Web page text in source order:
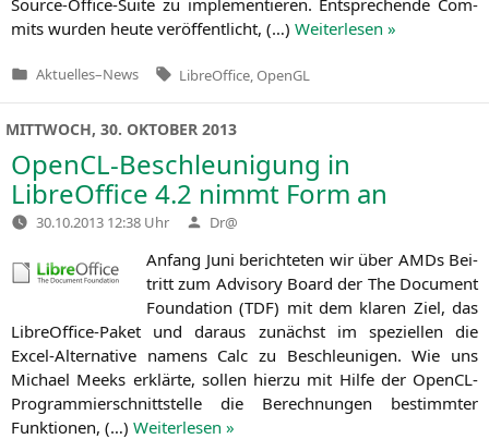
mits wur­den heu­te ver­öf­fent­licht, (…) Wei­ter­le­sen »
Veröffentlicht
Aktuelles–News Tags:
LibreOffice OpenGL
MITTWOCH, 30. OKTOBER 2013
OpenCL-Beschleunigung in
LibreOffice 4.2 nimmt Form an
30.10.2013 12:38 Uhr Verfasst
von
Dr@
Anfang Juni berich­te­ten wir über AMDs Bei­
tritt zum Advi­so­ry Board der The Docu­ment
Foun­da­ti­on (TDF) mit dem kla­ren Ziel, das
Libre­Of­fice-Paket und dar­aus zunächst im spe­zi­el­len die
Excel-Alter­na­ti­ve namens Calc zu Beschleu­ni­gen. Wie uns
Micha­el Meeks erklär­te, sol­len hier­zu mit Hil­fe der Open­CL-
Pro­gram­mier­schnitt­stel­le die Berech­nun­gen bestimm­ter
Funk­tio­nen, (…) Wei­ter­le­sen »